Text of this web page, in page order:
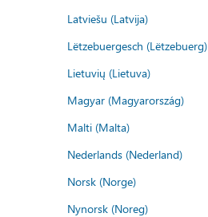
Latviešu (Latvija)
Lëtzebuergesch (Lëtzebuerg)
Lietuvių (Lietuva)
Magyar (Magyarország)
Malti (Malta)
Nederlands (Nederland)
Norsk (Norge)
Nynorsk (Noreg)